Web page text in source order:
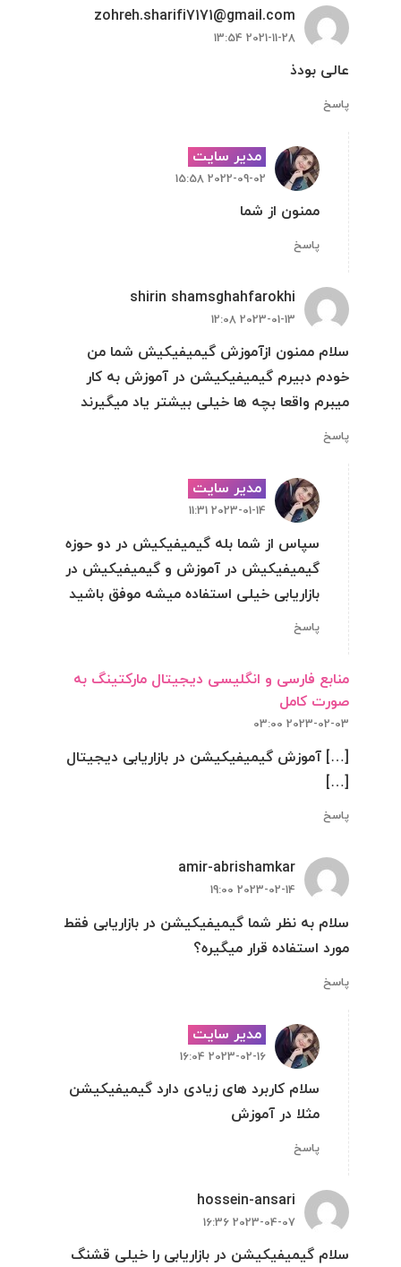
zohreh.sharifi7171@gmail.com
2021-11-28 13:54
عالی بودذ
پاسخ
مدیر سایت
2022-09-02 15:58
ممنون از شما
پاسخ
shirin shamsghahfarokhi
2023-01-13 12:08
سلام ممنون ازآموزش گیمیفیکیش شما من
خودم دبیرم گیمیفیکیشن در آموزش به کار
میبرم واقعا بچه ها خیلی بیشتر یاد میگیرند
پاسخ
مدیر سایت
2023-01-14 11:31
سپاس از شما بله گیمیفیکیش در دو حوزه
گیمیفیکیش در آموزش و گیمیفیکیش در
بازاریابی خیلی استفاده میشه موفق باشید
پاسخ
منابع فارسی و انگلیسی دیجیتال مارکتینگ به
صورت کامل
2023-02-03 03:00
[…] آموزش گیمیفیکیشن در بازاریابی دیجیتال
[…]
پاسخ
amir-abrishamkar
2023-02-14 19:00
سلام به نظر شما گیمیفیکیشن در بازاریابی فقط
مورد استفاده قرار میگیره؟
پاسخ
مدیر سایت
2023-02-16 16:04
سلام کاربرد های زیادی دارد گیمیفیکیشن
مثلا در آموزش
پاسخ
hossein-ansari
2023-04-07 16:36
سلام گیمیفیکیشن در بازاریابی را خیلی قشنگ